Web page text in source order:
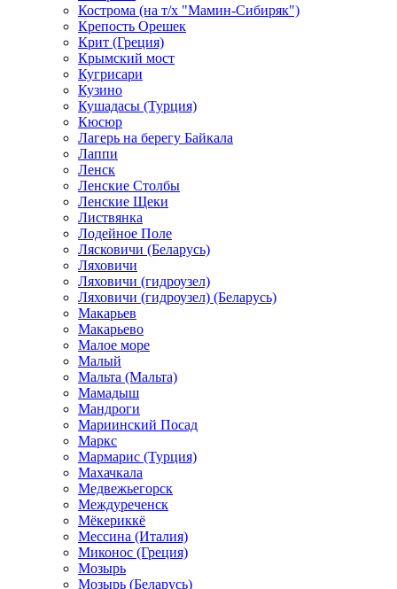
Кострома (на т/х "Мамин-Сибиряк")
Крепость Орешек
Крит (Греция)
Крымский мост
Кугрисари
Кузино
Кушадасы (Турция)
Кюсюр
Лагерь на берегу Байкала
Лаппи
Ленск
Ленские Столбы
Ленские Щеки
Листвянка
Лодейное Поле
Лясковичи (Беларусь)
Ляховичи
Ляховичи (гидроузел)
Ляховичи (гидроузел) (Беларусь)
Макарьев
Макарьево
Малое море
Малый
Мальта (Мальта)
Мамадыш
Мандроги
Мариинский Посад
Маркс
Мармарис (Турция)
Махачкала
Медвежьегорск
Междуреченск
Мёкериккё
Мессина (Италия)
Миконос (Греция)
Мозырь
Мозырь (Беларусь)